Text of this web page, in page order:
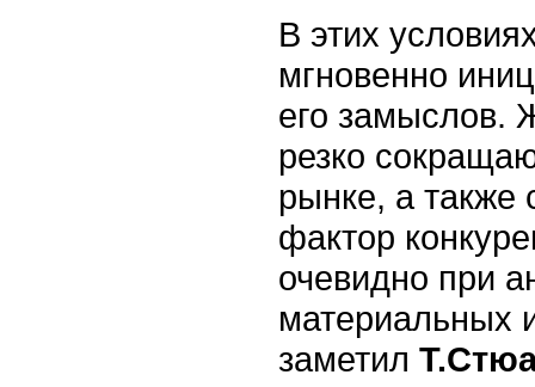
В этих
мгновенно
его замыслов.
резко
рынке, а также
фактор
очевидно при
материальных
заметил